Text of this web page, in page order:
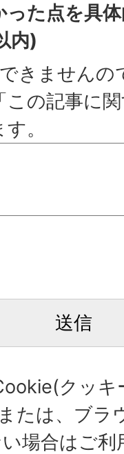
った点を具
内)
きませんの
この記事に
。
クッキ
たは、ブラ
場合はご利